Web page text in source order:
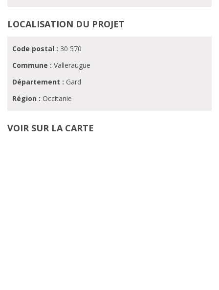
LOCALISATION DU PROJET
Code postal : 30 570
Commune : Valleraugue
Département : Gard
Région : Occitanie
VOIR SUR LA CARTE